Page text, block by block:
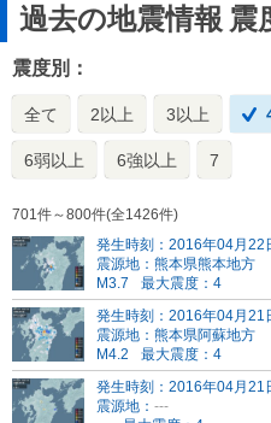
過去の地震情報 震
震度別：
全て 2以上 3以上
6弱以上 6強以上 7
701件～800件(全1426件)
発生時刻：2016年04月22
震源地：熊本県熊本地方
M3.7
最大震度：4
発生時刻：2016年04月21
震源地：熊本県阿蘇地方
M4.2
最大震度：4
発生時刻：2016年04月21
震源地： ---